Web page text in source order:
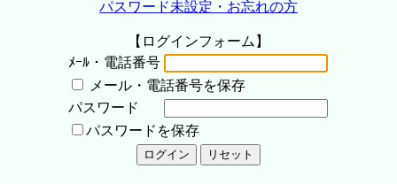
パスワード未設定・お忘れの方
【ログインフォーム】
ﾒｰﾙ・電話番号
メール・電話番号を保存
パスワード
パスワードを保存